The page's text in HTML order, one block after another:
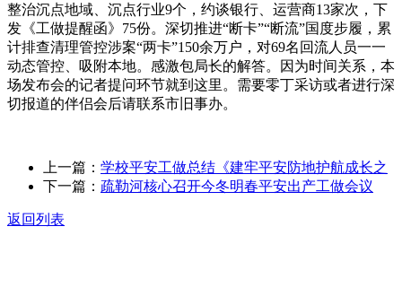
整治沉点地域、沉点行业9个，约谈银行、运营商13家次，下
发《工做提醒函》75份。深切推进“断卡”“断流”国度步履，累
计排查清理管控涉案“两卡”150余万户，对69名回流人员一一
动态管控、吸附本地。感激包局长的解答。因为时间关系，本
场发布会的记者提问环节就到这里。需要零丁采访或者进行深
切报道的伴侣会后请联系市旧事办。
上一篇： 学校平安工做总结《建牢平安防地护航成长之
下一篇： 疏勒河核心召开今冬明春平安出产工做会议
返回列表